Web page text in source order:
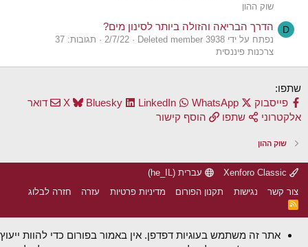
שוק ההון
D הדרך הבריאה והזולה ביותר לסינון מים?
נפתח על ידי Deleted member 3938 2/7/22
תגובות: 37
צרכנות פיננסית
שתפו:
פייסבוק
X Bluesky LinkedIn WhatsApp
דואר
אלקטרוני
שתפו הוסף קישור
שוק ההון
עברית (he_IL)
צור קשר
נגישות תקנון הפורום מדיניות פרטיות עזרה חזרה לבלוג
R
אתר זה משתמש בעוגיות דפדפן. אין באמור בפורום כדי להוות ייעוץ